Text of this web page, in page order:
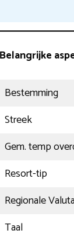
Belangrijke
Bestemming
Streek
Gem. temp
Resort-tip
Regionale
Taal